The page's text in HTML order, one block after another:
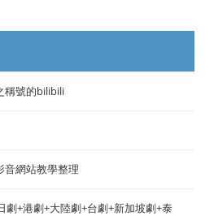
稱號的bilibili
音網站教學整理
劇+港劇+大陸劇+台劇+新加坡劇+泰